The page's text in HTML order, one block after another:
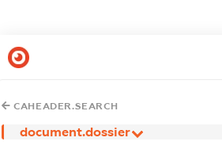
CAHEADER.SEARCH
document.dossier